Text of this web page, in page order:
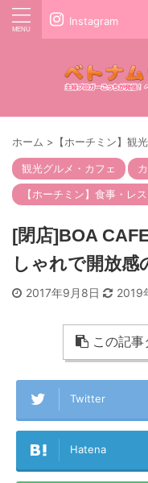
Instagram
ホーム > 【ホーチミン】観
観光グルメ・カフェ
【ホーチミン】食事・レ
[閉店]BOA
しゃれで開放感
2017年9月8日 2019
この記
Twitter
Hatena